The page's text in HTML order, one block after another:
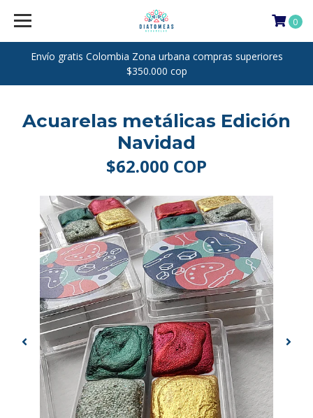
Envío gratis Colombia Zona urbana compras superiores
$350.000 cop
0
Acuarelas metálicas Edición
Navidad
$62.000 COP